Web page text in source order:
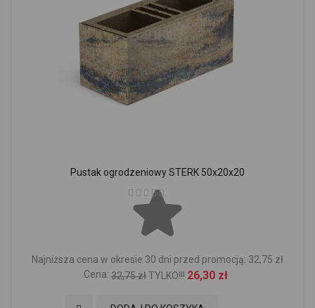
Pustak ogrodzeniowy STERK 50x20x20
Ocena:
Najniższa cena w okresie 30 dni przed promocją: 32,75 zł
Cena: 32,75 złTYLKO!!! 26,30 zł